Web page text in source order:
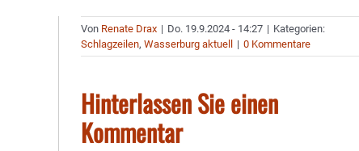
Von Renate Drax | Do. 19.9.2024 - 14:27 | Kategorien:
Schlagzeilen,Wasserburg aktuell | 0 Kommentare
Hinterlassen Sie einen
Kommentar